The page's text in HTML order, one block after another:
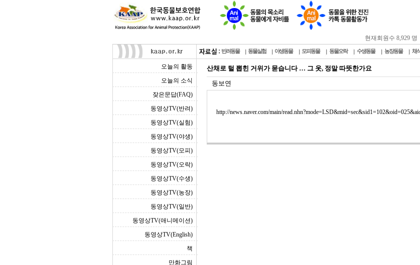
현재회원수 8,929 명
반려동물 동물실험 야생동물 모피동물 동물오락 수생동물 농장동물 채
오늘의 활동
오늘의 소식
잦은문답(FAQ)
동영상TV(반려)
동영상TV(실험)
동영상TV(야생)
동영상TV(모피)
동영상TV(오락)
동영상TV(수생)
동영상TV(농장)
동영상TV(일반)
동영상TV(애니메이션)
동영상TV(English)
책
만화그림
산채로 털 뽑힌 거위가 묻습니다 … 그 옷, 정말 따뜻한가요
동보연
http://news.naver.com/main/